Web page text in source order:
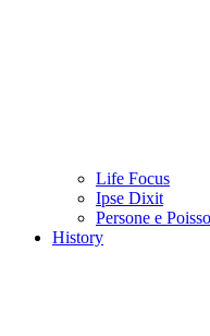
Life Focus
Ipse Dixit
Persone e
History